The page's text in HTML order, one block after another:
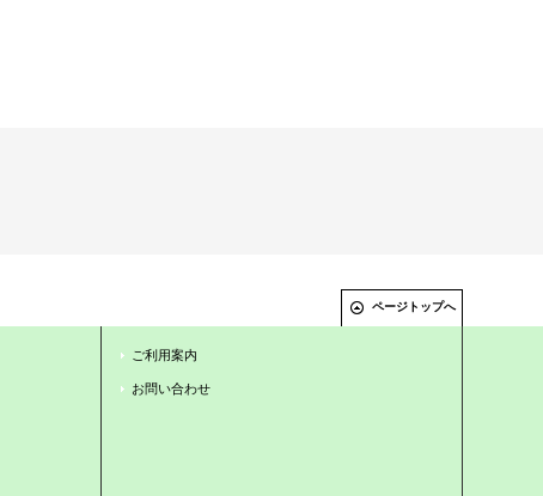
ページトップへ
ご利用案内
お問い合わせ